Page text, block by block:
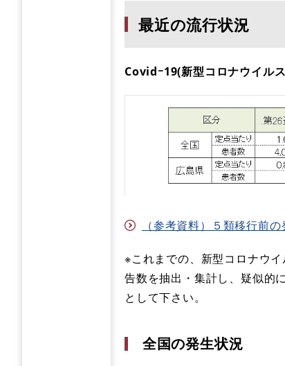
最近の流行状況
Covidｰ19(新型コロナウイル
（参考資料）５類移行前
※これまでの、新型コロナウ
告数を抽出・集計し、疑似的
として下さい。
全国の発生状況